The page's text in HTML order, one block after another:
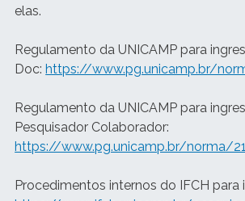
elas.
Regulamento da UNICAMP para
Doc:https://www.pg.unicamp.br/
Regulamento da UNICAMP para
Pesquisador Colaborador:
https://www.pg.unicamp.br/norma/
Procedimentos internos do IFCH para